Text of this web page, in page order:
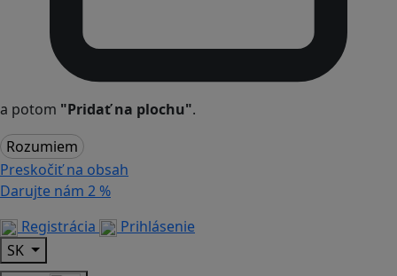
a potom "Pridať na plochu".
Rozumiem
Preskočiť na obsah
Darujte nám 2 %
Registrácia
Prihlásenie
SK